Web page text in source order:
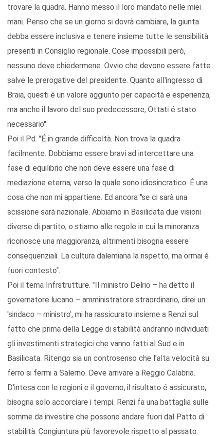
trovare la quadra. Hanno messo il loro mandato nelle miei
mani. Penso che se un giorno si dovrà cambiare, la giunta
debba essere inclusiva e tenere insieme tutte le sensibilità
presenti in Consiglio regionale. Cose impossibili però,
nessuno deve chiedermene. Ovvio che devono essere fatte
salve le prerogative del presidente. Quanto all'ingresso di
Braia, questi é un valore aggiunto per capacità e esperienza,
ma anche il lavoro del suo predecessore, Ottati é stato
necessario".
Poi il Pd. "É in grande difficoltà. Non trova la quadra
facilmente. Dobbiamo essere bravi ad intercettare una
fase di equilibrio che non deve essere una fase di
mediazione eterna, verso la quale sono idiosincratico. É una
cosa che non mi appartiene. Ed ancora "se ci sarà una
scissione sarà nazionale. Abbiamo in Basilicata due visioni
diverse di partito, o stiamo alle regole in cui la minoranza
riconosce una maggioranza, altrimenti bisogna essere
consequenziali. La cultura dalemiana la rispetto, ma ormai é
fuori contesto".
Poi il tema Infrstrutture. "Il ministro Delrio – ha detto il
governatore lucano – amministratore straordinario, direi un
'sindaco – ministro', mi ha rassicurato insieme a Renzi sul
fatto che prima della Legge di stabilità andranno individuati
gli investimenti strategici che vanno fatti al Sud e in
Basilicata. Ritengo sia un controsenso che l'alta velocità su
ferro si fermi a Salerno. Deve arrivare a Reggio Calabria.
D'intesa con le regioni e il governo, il risultato é assicurato,
bisogna solo accorciare i tempi. Renzi fa una battaglia sulle
somme da investire che possono andare fuori dal Patto di
stabilità. Congiuntura più favorevole rispetto al passato.